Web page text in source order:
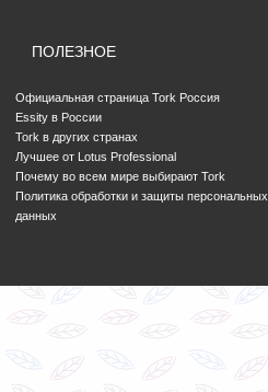
ПОЛЕЗНОЕ
Официальная страница Tork Россия
Essity в России
Tork в других странах
Лучшее от Lotus Professional
Почему во всем мире выбирают Tork
Политика обработки и защиты персональных
данных